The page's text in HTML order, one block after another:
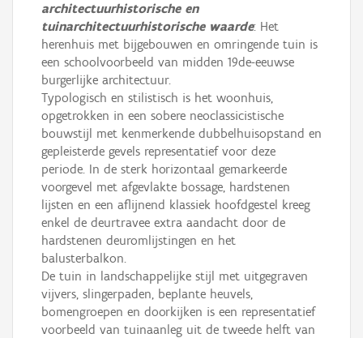
architectuurhistorische en
tuinarchitectuurhistorische waarde: Het
herenhuis met bijgebouwen en omringende tuin is
een schoolvoorbeeld van midden 19de-eeuwse
burgerlijke architectuur.
Typologisch en stilistisch is het woonhuis,
opgetrokken in een sobere neoclassicistische
bouwstijl met kenmerkende dubbelhuisopstand en
gepleisterde gevels representatief voor deze
periode. In de sterk horizontaal gemarkeerde
voorgevel met afgevlakte bossage, hardstenen
lijsten en een aflijnend klassiek hoofdgestel kreeg
enkel de deurtravee extra aandacht door de
hardstenen deuromlijstingen en het
balusterbalkon.
De tuin in landschappelijke stijl met uitgegraven
vijvers, slingerpaden, beplante heuvels,
bomengroepen en doorkijken is een representatief
voorbeeld van tuinaanleg uit de tweede helft van